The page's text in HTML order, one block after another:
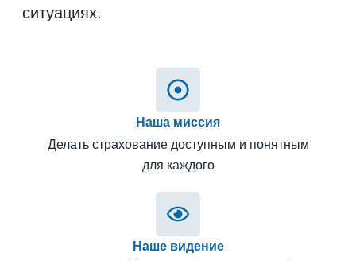
ситуациях.
Наша миссия
Делать страхование доступным и понятным
для каждого
Наше видение